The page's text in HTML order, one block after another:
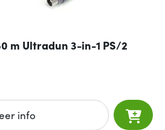
m Ultradun 3-in-1 PS/2
info